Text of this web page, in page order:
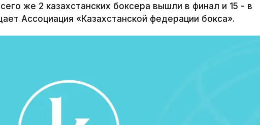
же 2 казахстанских боксера вышли в финал и 15 - в
Ассоциация «Казахстанской федерации бокса».